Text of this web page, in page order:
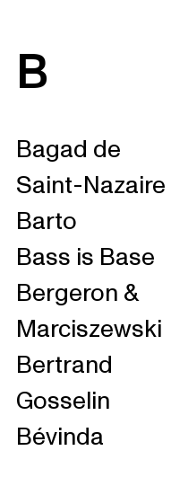
B
Bagad de
Saint-Nazaire
Barto
Bass is Base
Bergeron &
Marciszewski
Bertrand
Gosselin
Bévinda